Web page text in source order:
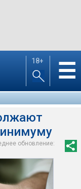
18+ ☰
обновление: